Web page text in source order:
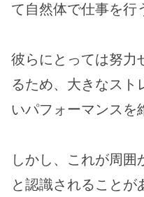
て自然体で仕事を行
彼らにとっては努力
るため、大きなスト
いパフォーマンスを
しかし、これが周囲
と認識されることが